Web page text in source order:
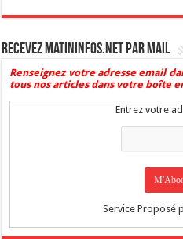
Recevez Matininfos.net par mail
Renseignez votre adresse email
tous nos articles dans votre boîte
Entrez votre
Service Proposé